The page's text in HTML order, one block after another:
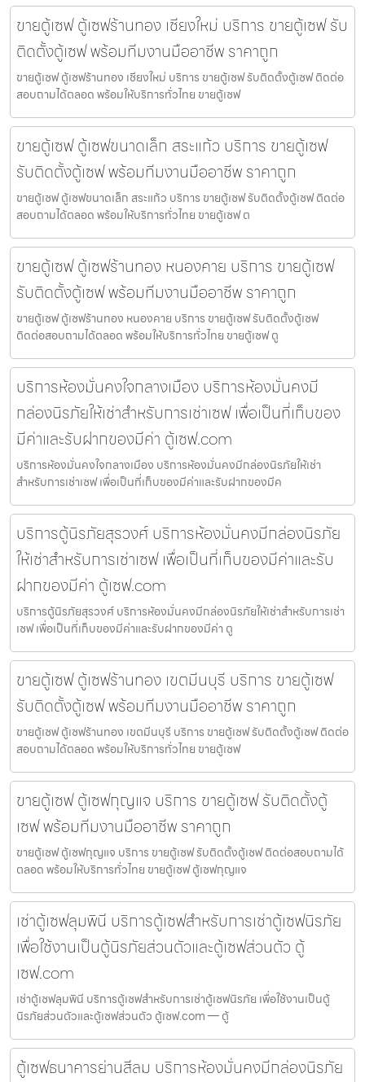
ขายตู้เซฟ ตู้เซฟร้านทอง เชียงใหม่ บริการ ขายตู้เซฟ รับ
ติดตั้งตู้เซฟ พร้อมทีมงานมืออาชีพ ราคาถูก
ขายตู้เซฟ ตู้เซฟร้านทอง เชียงใหม่ บริการ ขายตู้เซฟ รับติดตั้งตู้เซฟ ติดต่อ
สอบถามได้ตลอด พร้อมให้บริการทั่วไทย ขายตู้เซฟ
ขายตู้เซฟ ตู้เซฟขนาดเล็ก สระแก้ว บริการ ขายตู้เซฟ
รับติดตั้งตู้เซฟ พร้อมทีมงานมืออาชีพ ราคาถูก
ขายตู้เซฟ ตู้เซฟขนาดเล็ก สระแก้ว บริการ ขายตู้เซฟ รับติดตั้งตู้เซฟ ติดต่อ
สอบถามได้ตลอด พร้อมให้บริการทั่วไทย ขายตู้เซฟ ต
ขายตู้เซฟ ตู้เซฟร้านทอง หนองคาย บริการ ขายตู้เซฟ
รับติดตั้งตู้เซฟ พร้อมทีมงานมืออาชีพ ราคาถูก
ขายตู้เซฟ ตู้เซฟร้านทอง หนองคาย บริการ ขายตู้เซฟ รับติดตั้งตู้เซฟ
ติดต่อสอบถามได้ตลอด พร้อมให้บริการทั่วไทย ขายตู้เซฟ ตู
บริการห้องมั่นคงใจกลางเมือง บริการห้องมั่นคงมี
กล่องนิรภัยให้เช่าสำหรับการเช่าเซฟ เพื่อเป็นที่เก็บของ
มีค่าและรับฝากของมีค่า ตู้เซฟ.com
บริการห้องมั่นคงใจกลางเมือง บริการห้องมั่นคงมีกล่องนิรภัยให้เช่า
สำหรับการเช่าเซฟ เพื่อเป็นที่เก็บของมีค่าและรับฝากของมีค
บริการตู้นิรภัยสุรวงศ์ บริการห้องมั่นคงมีกล่องนิรภัย
ให้เช่าสำหรับการเช่าเซฟ เพื่อเป็นที่เก็บของมีค่าและรับ
ฝากของมีค่า ตู้เซฟ.com
บริการตู้นิรภัยสุรวงศ์ บริการห้องมั่นคงมีกล่องนิรภัยให้เช่าสำหรับการเช่า
เซฟ เพื่อเป็นที่เก็บของมีค่าและรับฝากของมีค่า ตู
ขายตู้เซฟ ตู้เซฟร้านทอง เขตมีนบุรี บริการ ขายตู้เซฟ
รับติดตั้งตู้เซฟ พร้อมทีมงานมืออาชีพ ราคาถูก
ขายตู้เซฟ ตู้เซฟร้านทอง เขตมีนบุรี บริการ ขายตู้เซฟ รับติดตั้งตู้เซฟ ติดต่อ
สอบถามได้ตลอด พร้อมให้บริการทั่วไทย ขายตู้เซฟ
ขายตู้เซฟ ตู้เซฟกุญแจ บริการ ขายตู้เซฟ รับติดตั้งตู้
เซฟ พร้อมทีมงานมืออาชีพ ราคาถูก
ขายตู้เซฟ ตู้เซฟกุญแจ บริการ ขายตู้เซฟ รับติดตั้งตู้เซฟ ติดต่อสอบถามได้
ตลอด พร้อมให้บริการทั่วไทย ขายตู้เซฟ ตู้เซฟกุญแจ
เช่าตู้เซฟลุมพินี บริการตู้เซฟสำหรับการเช่าตู้เซฟนิรภัย
เพื่อใช้งานเป็นตู้นิรภัยส่วนตัวและตู้เซฟส่วนตัว ตู้
เซฟ.com
เช่าตู้เซฟลุมพินี บริการตู้เซฟสำหรับการเช่าตู้เซฟนิรภัย เพื่อใช้งานเป็นตู้
นิรภัยส่วนตัวและตู้เซฟส่วนตัว ตู้เซฟ.com — ตู้
ตู้เซฟธนาคารย่านสีลม บริการห้องมั่นคงมีกล่องนิรภัย